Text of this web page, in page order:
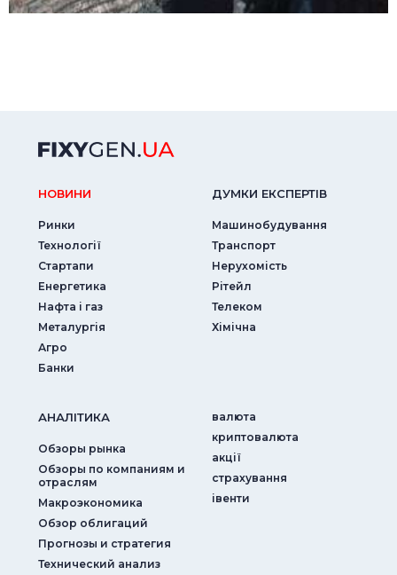
НОВИНИ
Ринки
Технології
Стартапи
Енергетика
Нафта і газ
Металургія
Агро
Банки
ДУМКИ ЕКСПЕРТIВ
Машинобудування
Транспорт
Нерухомість
Рітейл
Телеком
Хімічна
АНАЛIТИКА
Обзоры рынка
Обзоры по компаниям и
отраслям
Макроэкономика
Обзор облигаций
Прогнозы и стратегия
Технический анализ
валюта
криптовалюта
акції
страхування
iвенти